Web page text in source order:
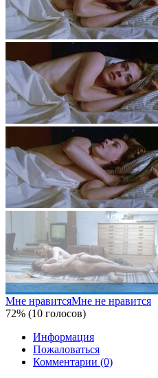
Мне нравитсяМне не нравится
72% (10 голосов)
Информация
Пожаловаться
Комментарии (0)